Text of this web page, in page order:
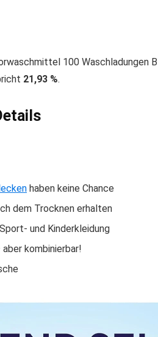
100 Waschladungen
21,93 %.
haben keine Chance
dem Trocknen erhalten
und Kinderkleidung
kombinierbar!